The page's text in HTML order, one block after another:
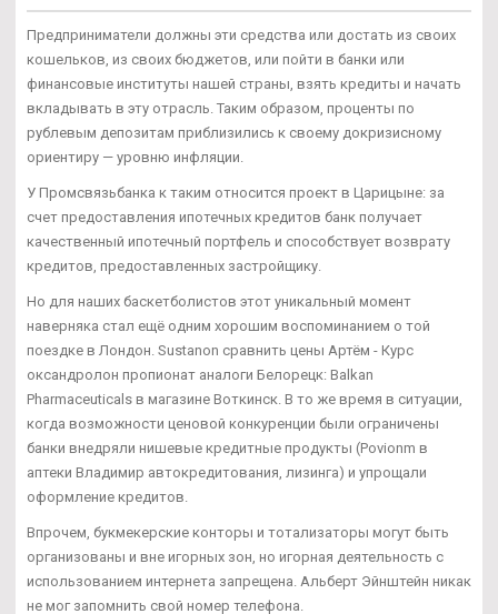
Предприниматели должны эти средства или достать из своих
кошельков, из своих бюджетов, или пойти в банки или
финансовые институты нашей страны, взять кредиты и начать
вкладывать в эту отрасль. Таким образом, проценты по
рублевым депозитам приблизились к своему докризисному
ориентиру — уровню инфляции.
У Промсвязьбанка к таким относится проект в Царицыне: за
счет предоставления ипотечных кредитов банк получает
качественный ипотечный портфель и способствует возврату
кредитов, предоставленных застройщику.
Но для наших баскетболистов этот уникальный момент
наверняка стал ещё одним хорошим воспоминанием о той
поездке в Лондон. Sustanon сравнить цены Артём - Курс
оксандролон пропионат аналоги Белорецк: Balkan
Pharmaceuticals в магазине Воткинск. В то же время в ситуации,
когда возможности ценовой конкуренции были ограничены
банки внедряли нишевые кредитные продукты (Povionm в
аптеки Владимир автокредитования, лизинга) и упрощали
оформление кредитов.
Впрочем, букмекерские конторы и тотализаторы могут быть
организованы и вне игорных зон, но игорная деятельность с
использованием интернета запрещена. Альберт Эйнштейн никак
не мог запомнить свой номер телефона.